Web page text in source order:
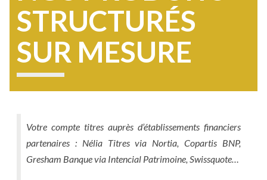
STRUCTURÉS
SUR MESURE
Votre compte titres auprès d’établissements financiers
partenaires : Nélia Titres via Nortia, Copartis BNP,
Gresham Banque via Intencial Patrimoine, Swissquote…